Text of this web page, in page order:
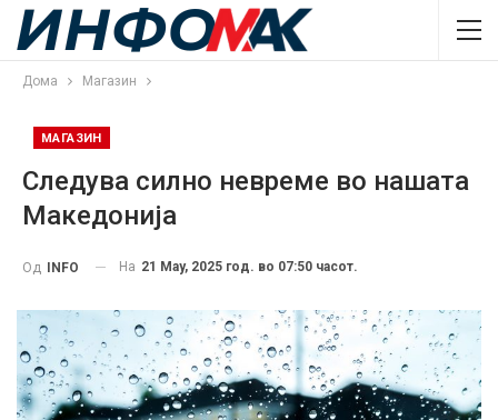
Дома Магазин
МАГАЗИН
Следува силно невреме во нашата
Македонија
Од INFO На 21 May, 2025 год. во 07:50 часот.